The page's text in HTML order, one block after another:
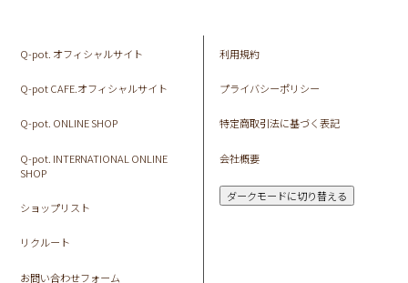
Q-pot. オフィシャルサイト
Q-pot CAFE.オフィシャルサイト
Q-pot. ONLINE SHOP
Q-pot. INTERNATIONAL ONLINE
SHOP
ショップリスト
リクルート
お問い合わせフォーム
利用規約
プライバシーポリシー
特定商取引法に基づく表記
会社概要
ダークモードに切り替える